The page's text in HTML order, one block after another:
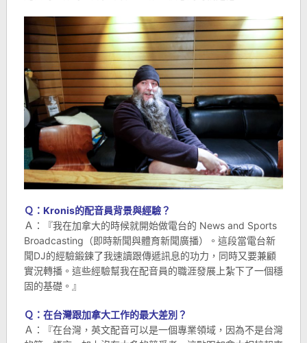
Ｑ：Kronis的配音員背景與經驗？
Ａ：『我在加拿大的時候就開始做電台的 News and Sports
Broadcasting（即時新聞與體育新聞廣播）。這段當電台新
聞DJ的經驗鍛鍊了我速讀跟傳遞訊息的功力，同時又要兼顧
實況轉播。這些經驗幫我在配音員的職涯發展上紮下了一個穩
固的基礎。』
Ｑ：在台灣跟加拿大工作的最大差別？
Ａ：『在台灣，英文配音可以是一個專業領域，因為不是台灣